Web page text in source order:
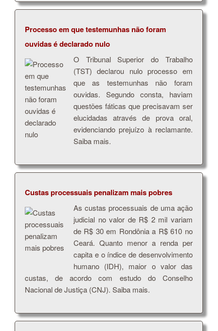
Processo em que testemunhas não foram
ouvidas é declarado nulo
O Tribunal Superior do Trabalho
(TST) declarou nulo processo em
que as testemunhas não foram
ouvidas. Segundo consta, haviam
questões fáticas que precisavam ser
elucidadas através de prova oral,
evidenciando prejuízo à reclamante.
Saiba mais.
Custas processuais penalizam mais pobres
As custas processuais de uma ação
judicial no valor de R$ 2 mil variam
de R$ 30 em Rondônia a R$ 610 no
Ceará. Quanto menor a renda per
capita e o índice de desenvolvimento
humano (IDH), maior o valor das
custas, de acordo com estudo do Conselho
Nacional de Justiça (CNJ). Saiba mais.